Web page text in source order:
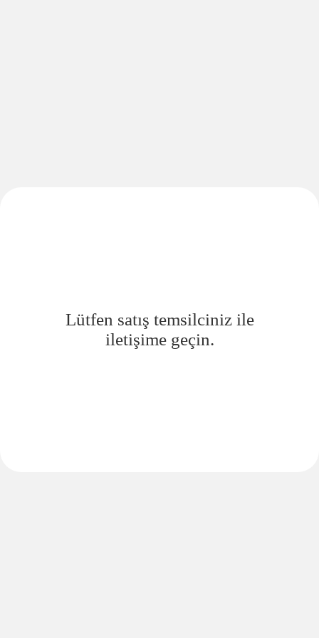
Lütfen satış temsilciniz ile
iletişime geçin.